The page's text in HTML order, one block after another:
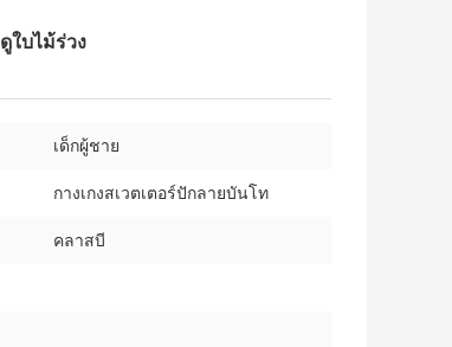
ใบไม้ร่วง
เด็กผู้ชาย
กางเกงสเวตเตอร์ปักลายบันโท
คลาสบี